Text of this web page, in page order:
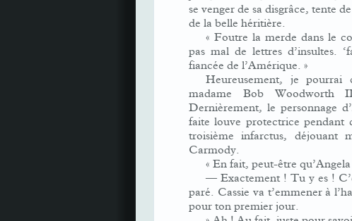
se venger de sa disgrâce, tente
de la belle héritière.
« Foutre la merde dans le
pas mal de lettres d’insultes.
fiancée de l’Amérique. »
Heureusement, je pourrai
madame Bob Woodworth
Dernièrement, le personnage
faite louve protectrice pendant
troisième infarctus, déjouant
Carmody.
« En fait, peut-être
— Exactement ! Tu y es !
paré. Cassie va t’emmener à
pour ton premier jour.